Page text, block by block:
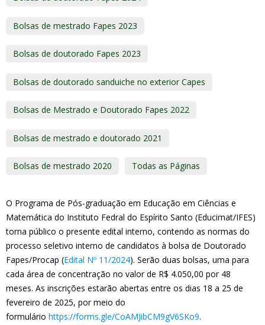
Bolsas de mestrado Fapes 2023
Bolsas de doutorado Fapes 2023
Bolsas de doutorado sanduiche no exterior Capes
Bolsas de Mestrado e Doutorado Fapes 2022
Bolsas de mestrado e doutorado 2021
Bolsas de mestrado 2020 Todas as Páginas
O Programa de Pós-graduação em Educação em Ciências e
Matemática do Instituto Fedral do Espírito Santo (Educimat/IFES)
torna público o presente edital interno, contendo as normas do
processo seletivo interno de candidatos à bolsa de Doutorado
Fapes/Procap (Edital Nº 11/2024). Serão duas bolsas, uma para
cada área de concentração no valor de R$ 4.050,00 por 48
meses. As inscrições estarão abertas entre os dias 18 a 25 de
fevereiro de 2025, por meio do
formulário https://forms.gle/CoAMJibCM9gV6SKo9.